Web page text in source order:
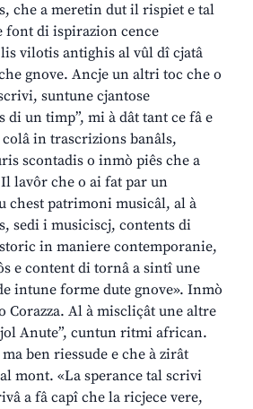
che a meretin dut il rispiet e tal
font di ispirazion cence
vilotis antighis al vûl dî cjatâ
gnove. Ancje un altri toc che o
suntune cjantose
di un timp”, mi à dât tant ce fâ e
in trascrizions banâls,
scontadis o inmò piês che a
lavôr che o ai fat par un
chest patrimoni musicâl, al à
sedi i musiciscj, contents di
in maniere contemporanie,
e content di tornâ a sintî une
intune forme dute gnove». Inmò
Corazza. Al à miscliçât une altre
Anute”, cuntun ritmi african.
ben riessude e che à zirât
mont. «La sperance tal scrivi
a fâ capî che la ricjece vere,